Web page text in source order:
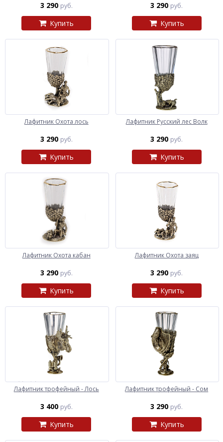
3 290 руб.
Купить
3 290 руб.
Купить
Лафитник Охота лось
3 290 руб.
Купить
Лафитник Русский лес Волк
3 290 руб.
Купить
Лафитник Охота кабан
3 290 руб.
Купить
Лафитник Охота заяц
3 290 руб.
Купить
Лафитник трофейный - Лось
3 400 руб.
Купить
Лафитник трофейный - Сом
3 290 руб.
Купить